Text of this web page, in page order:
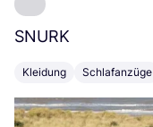
SNURK
Kleidung Schlafanzüge